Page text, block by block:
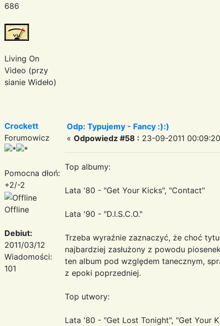
686
Living On
Video (przy
sianie Wideło)
Crockett
Forumowicz
Pomocna dłoń:
+2/-2
Offline
Debiut:
2011/03/12
Wiadomości:
101
Odp: Typujemy - Fancy :):)
« Odpowiedz #58 : 23-09-2011
Top albumy:
Lata '80 - "Get Your Kicks", "Contact"
Lata '90 - "D.I.S.C.O."
Trzeba wyraźnie zaznaczyć, że choć
najbardziej zasłużony z powodu
ten album pod względem tanecznym,
z epoki poprzedniej.
Top utwory:
Lata '80 - "Get Lost Tonight", "Get Your